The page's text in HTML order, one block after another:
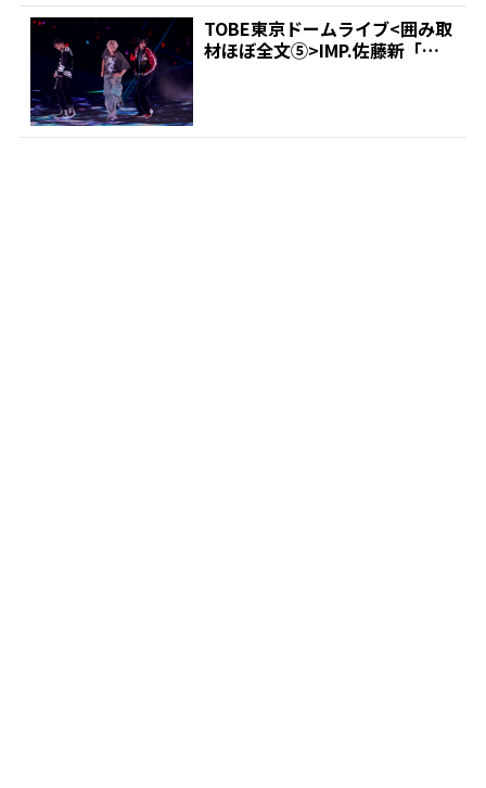
TOBE東京ドームライブ<囲み取
材ほぼ全文⑤>IMP.佐藤新「ア